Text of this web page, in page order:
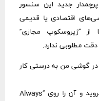
جدید این سنسور
اقتصادی یا قدیمی
“ژیروسکوپ مجازی”
مطلوبی ندارد.
در گوشی من به درستی کار
به تنظیمات ژیروسکوپ در بازی بروید و آن را روی “Always